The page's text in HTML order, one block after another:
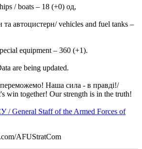
/ boats ‒ 18 (+0) од,
та автоцистерн/ vehicles and fuel tanks –
equipment ‒ 360 (+1).
are being updated.
Наша сила - в правді!/
win together! Our strength is in the truth!
/ General Staff of the Armed Forces of
AFUStratCom